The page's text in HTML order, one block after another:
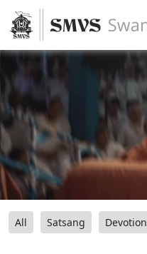
All Satsang Devotion